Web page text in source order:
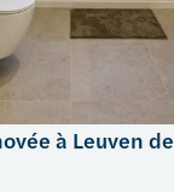
à Leuven de